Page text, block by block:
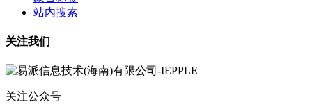
站内搜索
关注我们
关注公众号